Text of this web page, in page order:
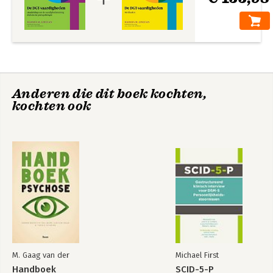
Anderen die dit boek kochten,
kochten ook
M. Gaag van der
Handboek
Michael First
SCID-5-P